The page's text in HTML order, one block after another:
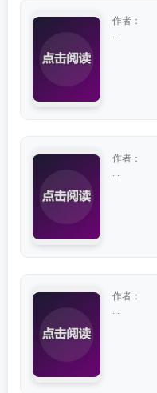
作者：
作者：
作者：